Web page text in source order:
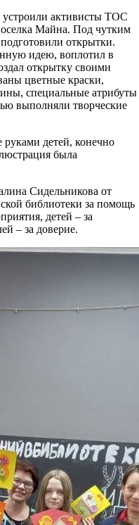
устроили активисты ТОС
Майна. Под чутким
открытки.
идею, воплотил в
открытку своими
цветные краски,
специальные атрибуты
выполняли творческие
детей, конечно
была
Сидельникова от
библиотеки за помощь
детей – за
– за доверие.